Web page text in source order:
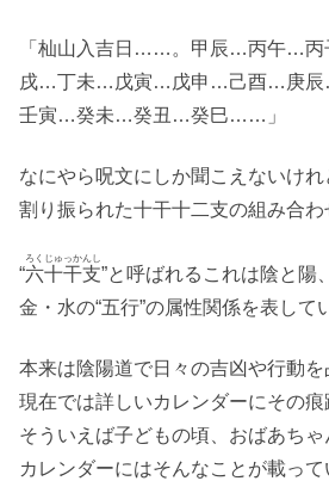
「杣山入吉日……。甲辰…丙午…
戌…丁未…戊寅…戊申…己酉…庚
壬寅…癸未…癸丑…癸巳……」
なにやら呪文にしか聞こえないけ
割り振られた十干十二支の組み合わ
“六十干支
ろくじゅっかんし
”と呼ばれるこれは陰と陽
金・水の“五行”の属性関係を表して
本来は陰陽道で日々の吉凶や行動を
現在では詳しいカレンダーにその痕
そういえば子どもの頃、おばあち
カレンダーにはそんなことが載って